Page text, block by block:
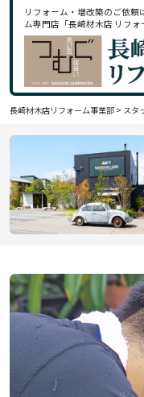
リフォーム・増改築のご依
ム専門店「長崎材木店 リフォ
長崎材木店リフォーム事業部 > スタ